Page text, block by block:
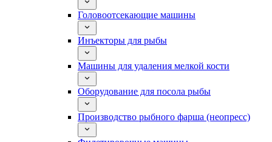
Головоотсекающие машины
Инъекторы для рыбы
Машины для удаления мелкой кости
Оборудование для посола рыбы
Производство рыбного фарша (неопресс)